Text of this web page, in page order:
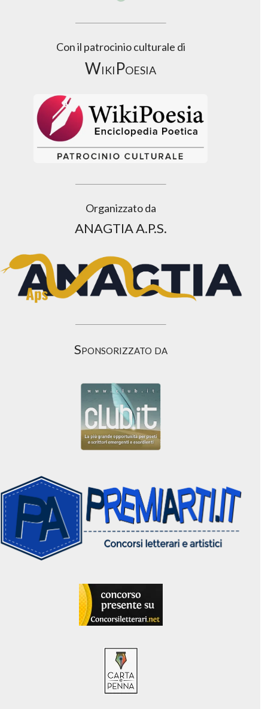
Con il patrocinio culturale di
WikiPoesia
Organizzato da
ANAGTIA A.P.S.
Sponsorizzato da